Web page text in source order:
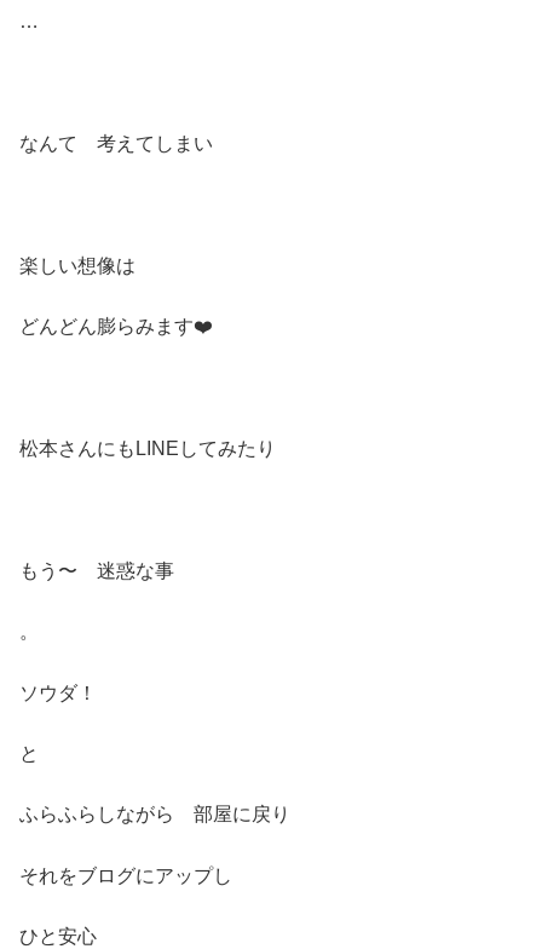
…
なんて 考えてしまい
楽しい想像は
どんどん膨らみます❤️
松本さんにもLINEしてみたり
もう〜 迷惑な事
。
ソウダ！
と
ふらふらしながら 部屋に戻り
それをブログにアップし
ひと安心